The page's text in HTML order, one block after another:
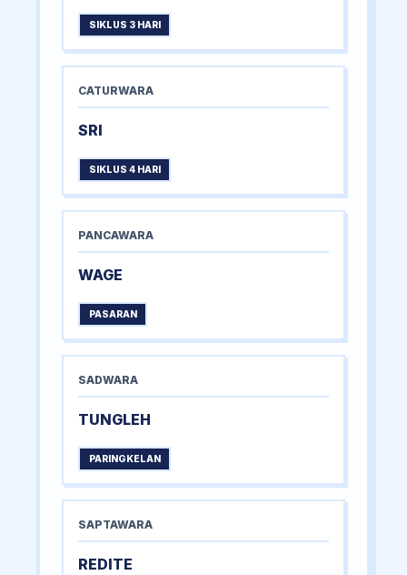
SIKLUS 3 HARI
CATURWARA
SRI
SIKLUS 4 HARI
PANCAWARA
WAGE
PASARAN
SADWARA
TUNGLEH
PARINGKELAN
SAPTAWARA
REDITE